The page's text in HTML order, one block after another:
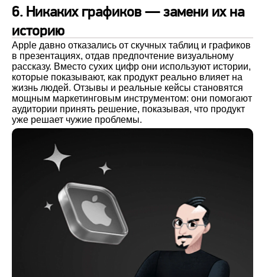
6. Никаких графиков — замени их на
историю
Apple давно отказались от скучных таблиц и графиков
в презентациях, отдав предпочтение визуальному
рассказу. Вместо сухих цифр они используют истории,
которые показывают, как продукт реально влияет на
жизнь людей. Отзывы и реальные кейсы становятся
мощным маркетинговым инструментом: они помогают
аудитории принять решение, показывая, что продукт
уже решает чужие проблемы.